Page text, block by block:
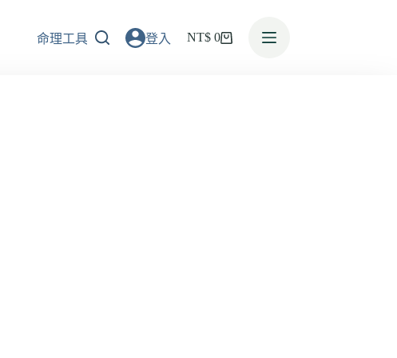
命理工具 活動消息
登入 NT$ 0